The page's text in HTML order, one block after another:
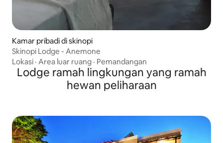
Kamar pribadi di skinopi
Skinopi Lodge - Anemone
Lokasi · Area luar ruang · Pemandangan
Lodge ramah lingkungan yang ramah
hewan peliharaan